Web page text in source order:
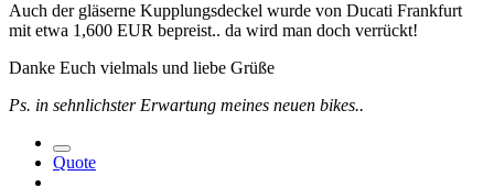
Auch der gläserne Kupplungsdeckel wurde von Ducati Frankfurt
mit etwa 1,600 EUR bepreist.. da wird man doch verrückt!
Danke Euch vielmals und liebe Grüße
Ps. in sehnlichster Erwartung meines neuen bikes..
Quote